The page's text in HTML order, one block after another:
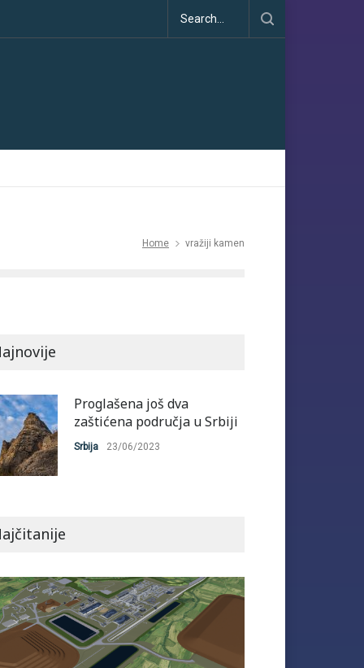
Klimatske dezinformacije u porastu uoči COP30
Home vražiji kamen
Proglašena još dva
zaštićena područja u Srbiji
Srbija 23/06/2023